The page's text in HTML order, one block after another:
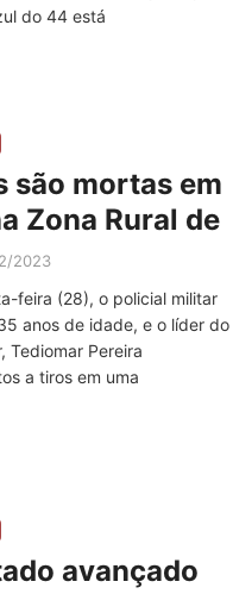
do 44 está
são mortas em
Zona Rural de
2023
feira (28), o policial militar
anos de idade, e o líder do
Tediomar Pereira
a tiros em uma
avançado